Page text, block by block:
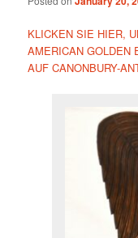
KLICKEN SIE HIER,
AMERICAN GOLDEN
AUF CANONBURY-